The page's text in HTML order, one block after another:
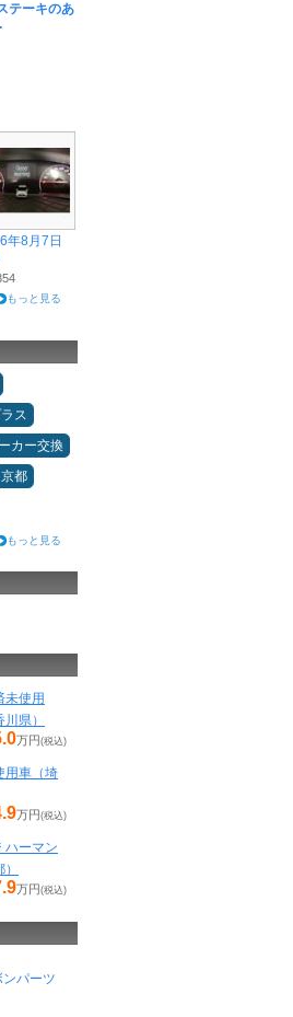
テーキのあ
年8月7日
もっと見る
ス
カー交換
京都
もっと見る
使用
県）
万円(税込)
車（埼
万円(税込)
ーマン
万円(税込)
パーツ